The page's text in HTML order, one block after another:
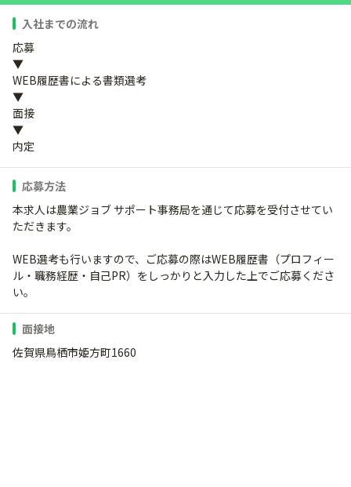
入社までの流れ
応募
▼
WEB履歴書による書類選考
▼
面接
▼
内定
応募方法
本求人は農業ジョブ サポート事務局を通じて応募を受付させてい
ただきます。
WEB選考も行いますので、ご応募の際はWEB履歴書（プロフィー
ル・職務経歴・自己PR）をしっかりと入力した上でご応募くださ
い。
面接地
佐賀県鳥栖市姫方町1660